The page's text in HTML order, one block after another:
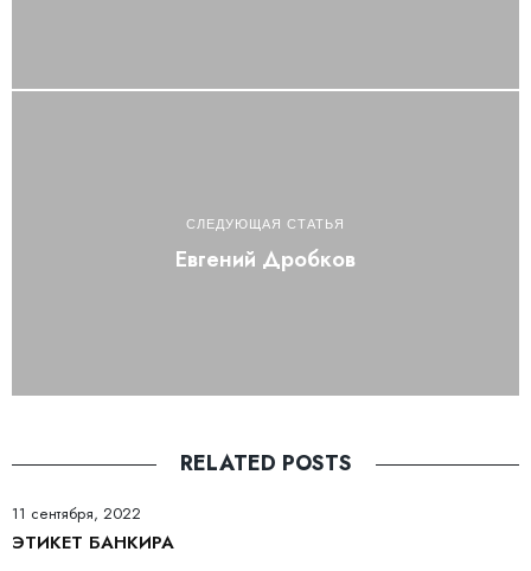
СЛЕДУЮЩАЯ СТАТЬЯ
Евгений Дробков
RELATED POSTS
11 сентября, 2022
ЭТИКЕТ БАНКИРА